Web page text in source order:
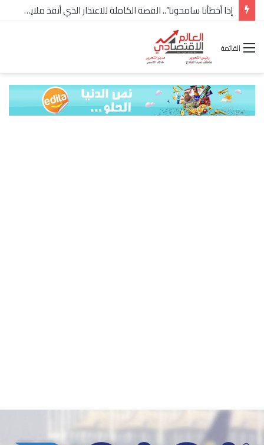
شركة “Scope Developments” تعلن تولي أحمد كمال عيسى منصب الرئيس التنفيذي للقطاع التجاري
القائمة